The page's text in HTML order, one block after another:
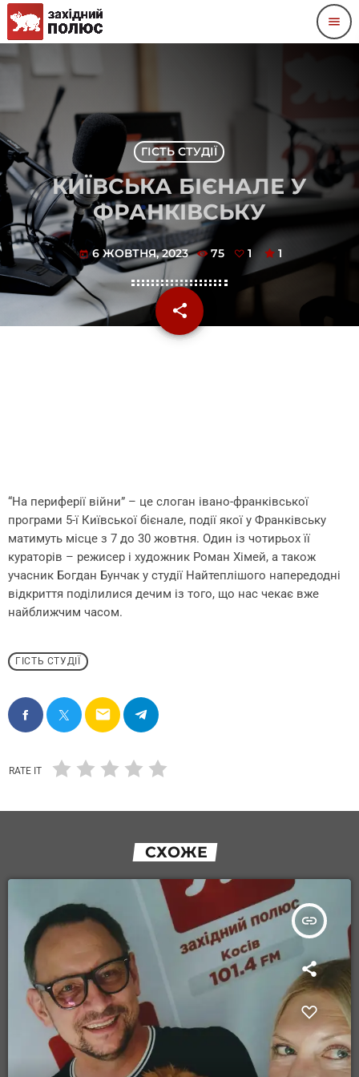
menu
ГІСТЬ СТУДІЇ
КИЇВСЬКА БІЄНАЛЕ У
ФРАНКІВСЬКУ
today 6 ЖОВТНЯ, 2023 75 1 1
share
email
“На периферії війни” – це слоган івано-франківської
програми 5-ї Київської бієнале, події якої у Франківську
матимуть місце з 7 до 30 жовтня. Один із чотирьох її
кураторів – режисер і художник Роман Хімей, а також
учасник Богдан Бунчак у студії Найтеплішого напередодні
відкриття поділилися дечим із того, що нас чекає вже
найближчим часом.
ГІСТЬ СТУДІЇ
email
RATE IT
СХОЖЕ
insert_link